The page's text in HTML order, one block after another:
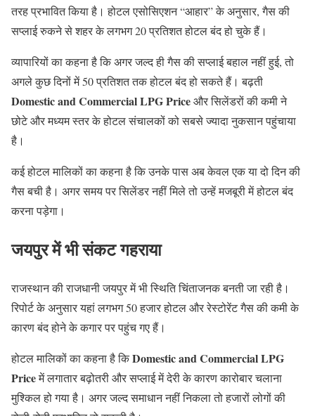
तरह प्रभावित किया है। होटल एसोसिएशन “आहार” के अनुसार, गैस की
सप्लाई रुकने से शहर के लगभग 20 प्रतिशत होटल बंद हो चुके हैं।
व्यापारियों का कहना है कि अगर जल्द ही गैस की सप्लाई बहाल नहीं हुई, तो
अगले कुछ दिनों में 50 प्रतिशत तक होटल बंद हो सकते हैं। बढ़ती
Domestic and Commercial LPG Priceऔर सिलेंडरों की कमी ने
छोटे और मध्यम स्तर के होटल संचालकों को सबसे ज्यादा नुकसान पहुंचाया
है।
कई होटल मालिकों का कहना है कि उनके पास अब केवल एक या दो दिन की
गैस बची है। अगर समय पर सिलेंडर नहीं मिले तो उन्हें मजबूरी में होटल बंद
करना पड़ेगा।
जयपुर में भी संकट गहराया
राजस्थान की राजधानी जयपुर में भी स्थिति चिंताजनक बनती जा रही है।
रिपोर्ट के अनुसार यहां लगभग 50 हजार होटल और रेस्टोरेंट गैस की कमी के
कारण बंद होने के कगार पर पहुंच गए हैं।
होटल मालिकों का कहना है किDomestic and Commercial LPG
Priceमें लगातार बढ़ोतरी और सप्लाई में देरी के कारण कारोबार चलाना
मुश्किल हो गया है। अगर जल्द समाधान नहीं निकला तो हजारों लोगों की